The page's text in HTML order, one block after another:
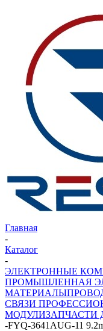
Главная
-
Каталог
-
ЭЛЕКТРОННЫЕ
ПРОМЫШЛЕННАЯ
МАТЕРИАЛЫ
СВЯЗИ
МОДУЛИЗАПЧАСТИ
-FYQ-3641AUG-11